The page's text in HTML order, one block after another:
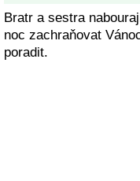
Bratr a sestra
noc zachraňovat
poradit.